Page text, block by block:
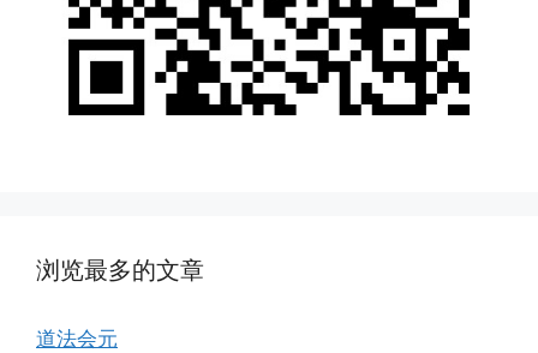
浏览最多的文章
道法会元